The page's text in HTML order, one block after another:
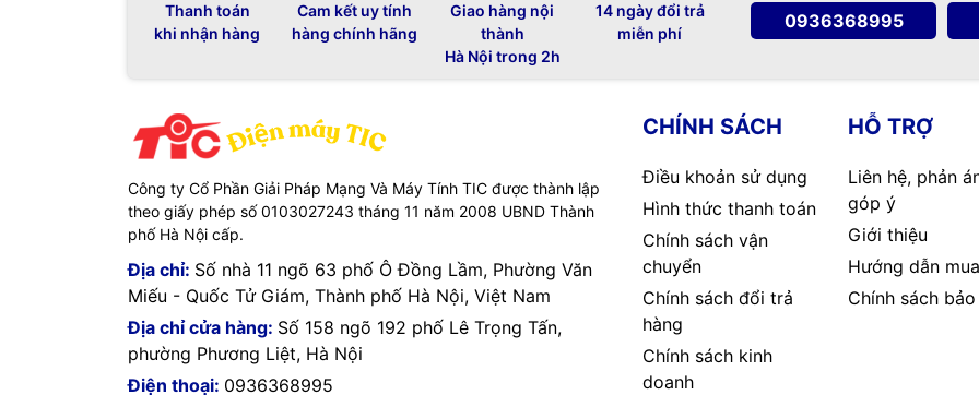
Thanh toán
khi nhận hàng
Cam kết uy tính
hàng chính hãng
Giao hàng nội
thành
Hà Nội trong 2h
14 ngày đổi trả
miễn phí
0936368995
Công ty Cổ Phần Giải Pháp Mạng Và Máy Tính TIC được thành lập
theo giấy phép số 0103027243 tháng 11 năm 2008 UBND Thành
phố Hà Nội cấp.
Địa chỉ: Số nhà 11 ngõ 63 phố Ô Đồng Lầm, Phường Văn
Miếu - Quốc Tử Giám, Thành phố Hà Nội, Việt Nam
Địa chỉ cửa hàng: Số 158 ngõ 192 phố Lê Trọng Tấn,
phường Phương Liệt, Hà Nội
Điện thoại: 0936368995
CHÍNH SÁCH
Điều khoản sử dụng
Hình thức thanh toán
Chính sách vận
chuyển
Chính sách đổi trả
hàng
Chính sách kinh
doanh
HỖ TRỢ
Liên hệ, phản
góp ý
Giới thiệu
Hướng dẫn
Chính sách